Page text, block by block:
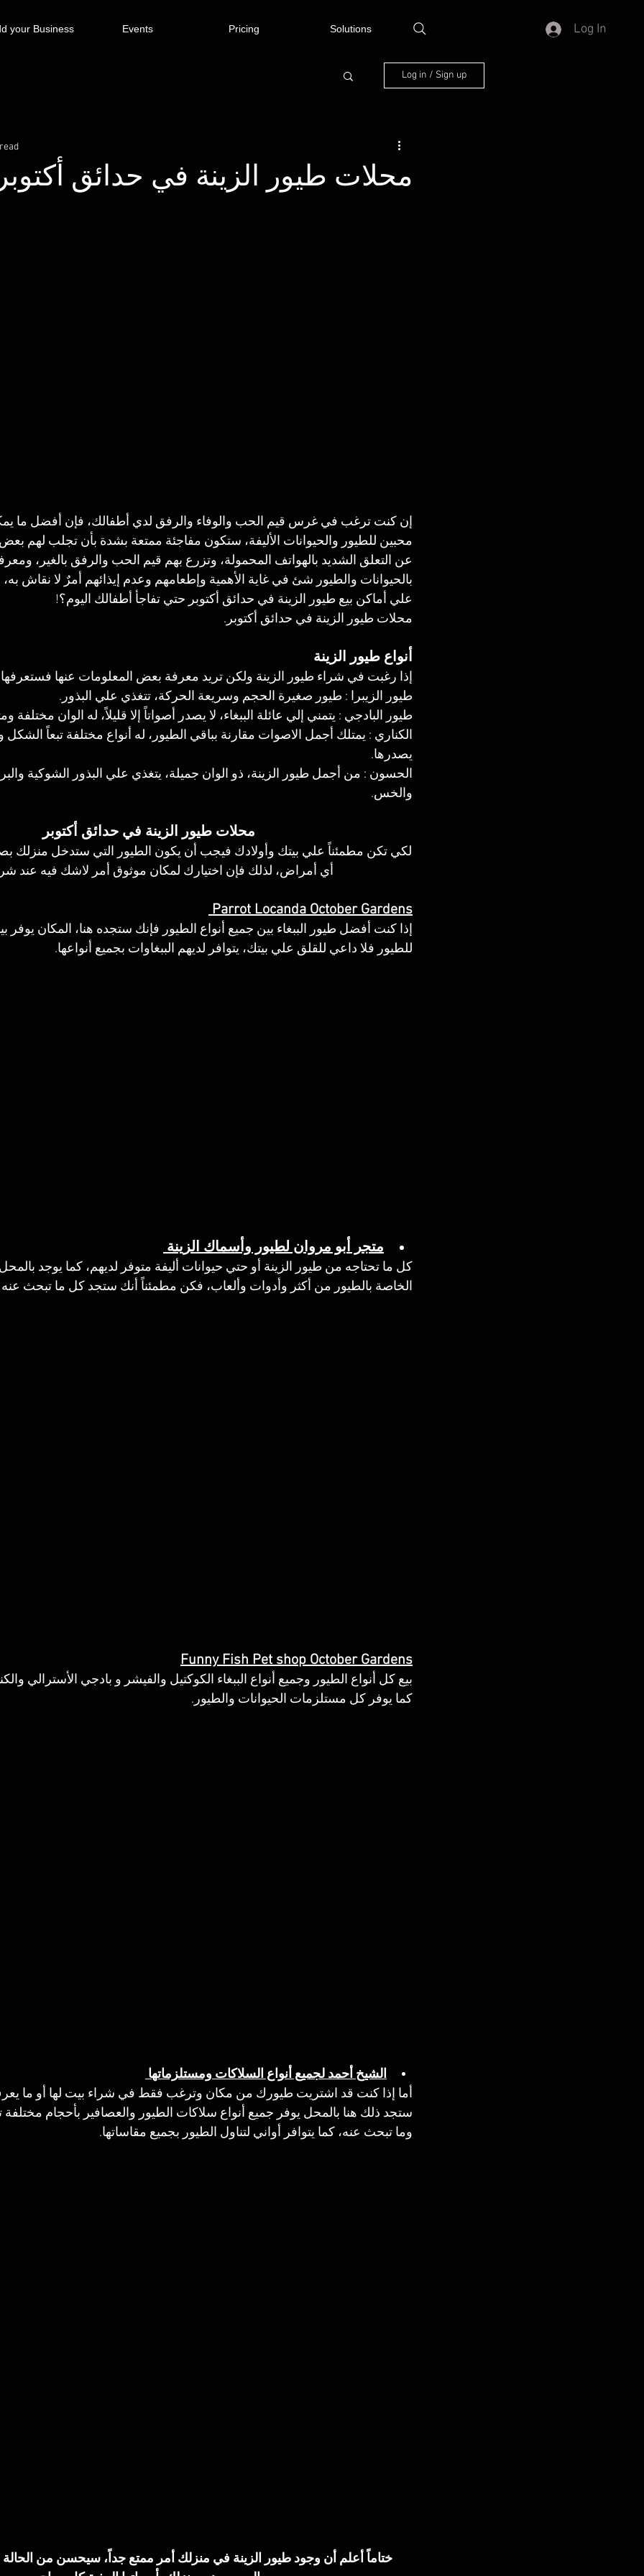
your Business Events Pricing Solutions Log In
Log in / Sign up
محلات طيور الزينة في حدائق
إن كنت ترغب في غرس قيم الحب والوفاء والرفق لدي أطفالك، فإن أفضل ما
محبين للطيور والحيوانات الأليفة، ستكون مفاجئة ممتعة بشدة بأن تجلب لهم
عن التعلق الشديد بالهواتف المحمولة، وتزرع بهم قيم الحب والرفق بالغير،
بالحيوانات والطيور شئ في غاية الأهمية وإطعامهم وعدم إيذائهم أمرٌ لا نقاش
علي أماكن بيع طيور الزينة في حدائق أكتوبر حتي تفاجأ أطفالك اليوم؟!
محلات طيور الزينة في حدائق أكتوبر.
أنواع طيور الزينة
إذا رغبت في شراء طيور الزينة ولكن تريد معرفة بعض المعلومات عنها فستعرفها
طيور الزيبرا : طيور صغيرة الحجم وسريعة الحركة، تتغذي علي البذور.
طيور البادجي : يتمني إلي عائلة الببغاء، لا يصدر أصواتاً إلا قليلاً، له الوان مختلفة
الكناري : يمتلك أجمل الاصوات مقارنة بباقي الطيور، له أنواع مختلفة تبعاً الشكل
يصدرها.
الحسون : من أجمل طيور الزينة، ذو الوان جميلة، يتغذي علي البذور الشوكية
والخس.
محلات طيور الزينة في حدائق أكتوبر
لكي تكن مطمئناً علي بيتك وأولادك فيجب أن يكون الطيور التي ستدخل منزلك
أي أمراض، لذلك فإن اختيارك لمكان موثوق أمر لاشك فيه عند
Parrot Locanda October Gardens
إذا كنت أفضل طيور الببغاء بين جميع أنواع الطيور فإنك ستجده هنا، المكان يوفر
للطيور فلا داعي للقلق علي بيتك، يتوافر لديهم الببغاوات بجميع أنواعها.
متجر أبو مروان لطيور وأسماك الزينة
كل ما تحتاجه من طيور الزينة أو حتي حيوانات أليفة متوفر لديهم، كما يوجد
الخاصة بالطيور من أكثر وأدوات وألعاب، فكن مطمئناً أنك ستجد كل ما تبحث
Funny Fish Pet shop October Gardens
بيع كل أنواع الطيور وجميع أنواع الببغاء الكوكتيل والفيشر و بادجي الأسترالي
كما يوفر كل مستلزمات الحيوانات والطيور.
الشيخ أحمد لجميع أنواع السلاكات ومستلزماتها
أما إذا كنت قد اشتريت طيورك من مكان وترغب فقط في شراء بيت لها أو ما
ستجد ذلك هنا بالمحل يوفر جميع أنواع سلاكات الطيور والعصافير بأحجام
وما تبحث عنه، كما يتوافر أواني لتناول الطيور بجميع مقاساتها.
ختاماً أعلم أن وجود طيور الزينة في منزلك أمر ممتع جداً، سيحسن من